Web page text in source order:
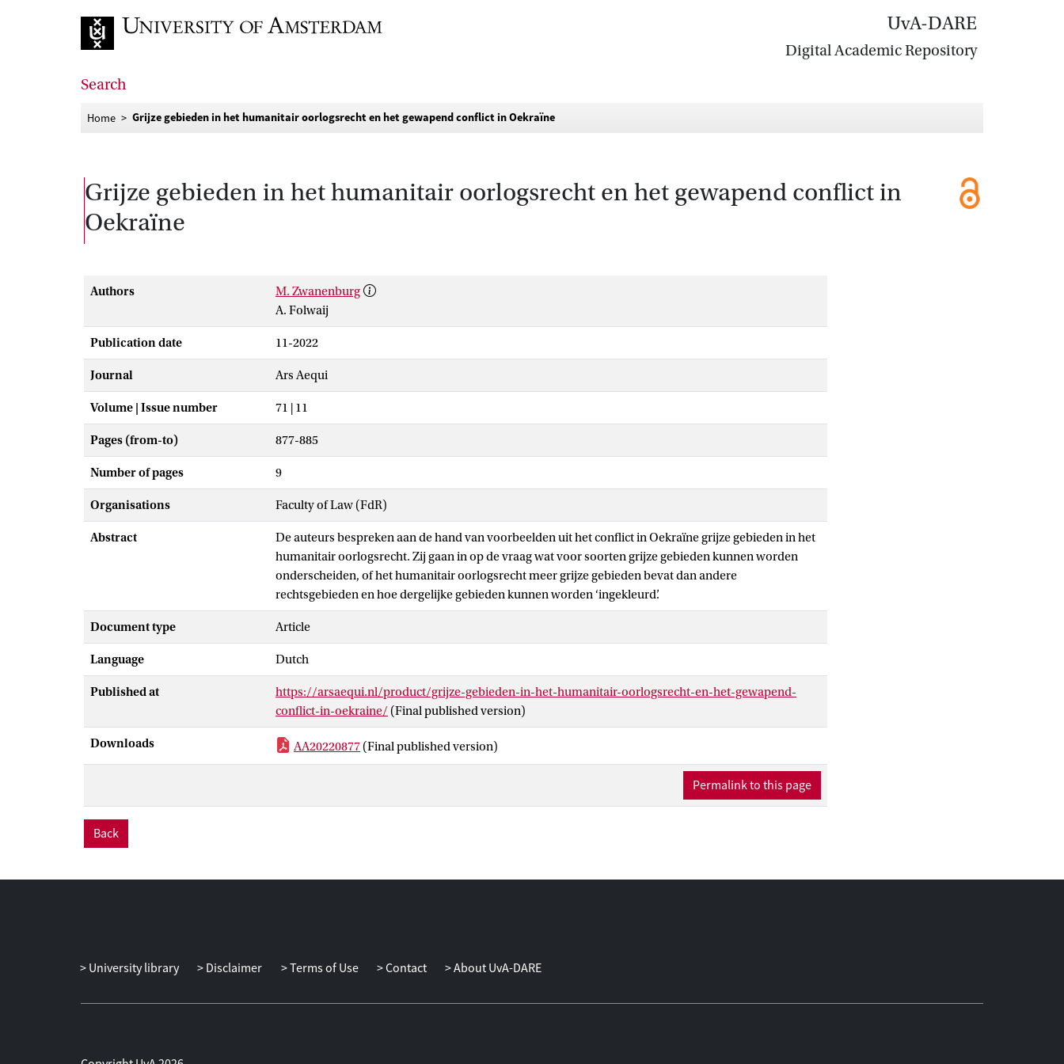
UvA-DARE
Digital Academic Repository
Search
Home Grijze gebieden in het humanitair oorlogsrecht en het gewapend conflict in Oekraïne
Grijze gebieden in het humanitair oorlogsrecht en het gewapend conflict in
Oekraïne
Authors
M. Zwanenburg
A. Folwaij
Publication date 11-2022
Journal Ars Aequi
Volume | Issue number 71 | 11
Pages (from-to) 877-885
Number of pages 9
Organisations Faculty of Law (FdR)
Abstract
De auteurs bespreken aan de hand van voorbeelden uit het conflict in Oekraïne grijze gebieden in het
humanitair oorlogsrecht. Zij gaan in op de vraag wat voor soorten grijze gebieden kunnen worden
onderscheiden, of het humanitair oorlogsrecht meer grijze gebieden bevat dan andere
rechtsgebieden en hoe dergelijke gebieden kunnen worden ‘ingekleurd’.
Document type Article
Language Dutch
Published at
https://arsaequi.nl/product/grijze-gebieden-in-het-humanitair-oorlogsrecht-en-het-gewapend-
conflict-in-oekraine/ (Final published version)
Downloads AA20220877 (Final published version)
Permalink to this page
Back
University library Disclaimer Terms of Use Contact About UvA-DARE